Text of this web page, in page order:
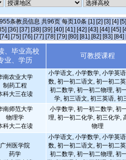
955条教员信息 共96页 每页10条 [1] [2] [3] [4] [5]
[36] [37] [38] [39] [40] [41] [42] [43] [44] [45]
[74] [75] [76] [77] [78] [79] [80] [81] [82] [83] [84]
、毕业高校
业、学历
可教授课程
南农业大学
制药工程
科大三在读
小学语文, 小学数学, 小学英
数, 初一初二语文, 初一初二
初二数学, 初一初二物理, 初
学, 初三语文, 初三英语, 初
南师范大学
物理学
科大二在读
小学数学, 初一初二数学, 初
理, 初一初二化学, 初三化学,
物理
广州医学院
药学
小学语文, 小学数学, 小学英
数, 初一初二语文, 初一初二
初二数学, 初一初二物理, 初